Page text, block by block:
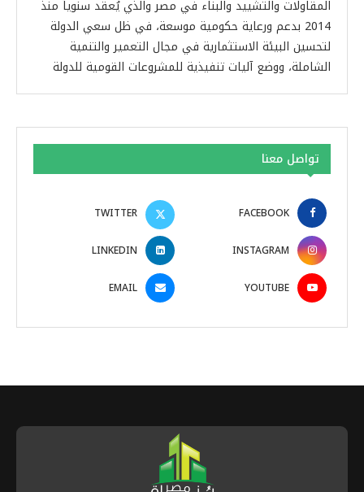
المقاولات والتشييد والبناء في مصر والذي يُعقد سنوياً منذ
2014 بدعم ورعاية حكومية موسعة، في ظل سعي الدولة
لتحسين البيئة الاستثمارية في مجال التعمير والتنمية
الشاملة، ووضع آليات تنفيذية للمشروعات القومية للدولة
تواصل معنا
FACEBOOK
TWITTER
INSTAGRAM
LINKEDIN
YOUTUBE
EMAIL